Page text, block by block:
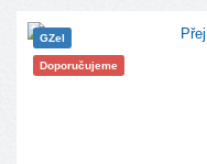
GZel
Doporučujeme